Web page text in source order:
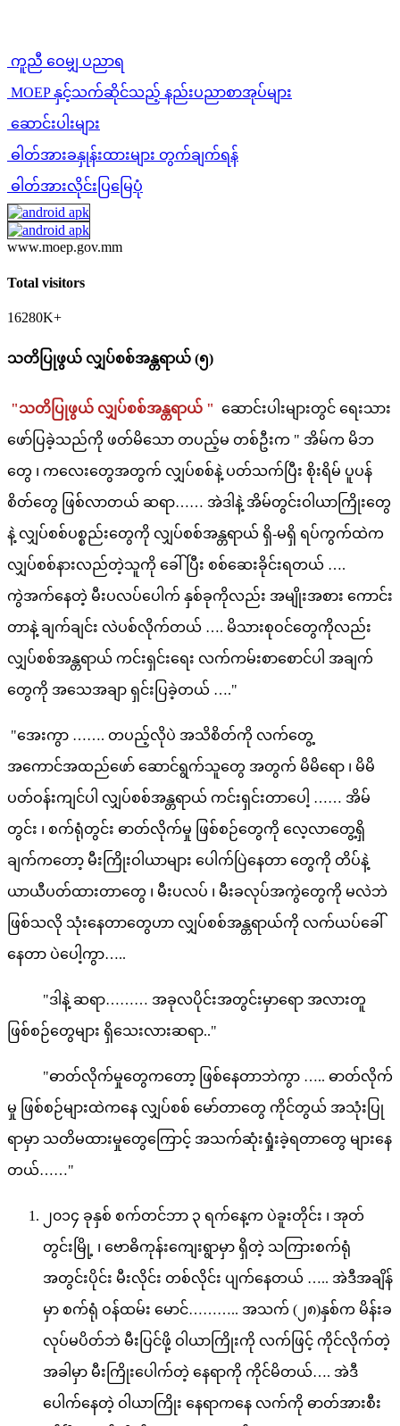
ကူညီ ဝေမျှ ပညာရ
MOEP နှင့်သက်ဆိုင်သည့် နည်းပညာစာအုပ်များ
ဆောင်းပါးများ
ဓါတ်အားခနှုန်းထားများ တွက်ချက်ရန်
ဓါတ်အားလိုင်းပြမြေပုံ
www.moep.gov.mm
Total visitors
16280K+
သတိပြုဖွယ် လျှပ်စစ်အန္တရာယ် (၅)
"သတိပြုဖွယ် လျှပ်စစ်အန္တရာယ် " ဆောင်းပါးများတွင် ရေးသား
ဖော်ပြခဲ့သည်ကို ဖတ်မိသော တပည့်မ တစ်ဦးက " အိမ်က မိဘ
တွေ ၊ ကလေးတွေအတွက် လျှပ်စစ်နဲ့ ပတ်သက်ပြီး စိုးရိမ် ပူပန်
စိတ်တွေ ဖြစ်လာတယ် ဆရာ…… အဲဒါနဲ့ အိမ်တွင်းဝါယာကြိုးတွေ
နဲ့ လျှပ်စစ်ပစ္စည်းတွေကို လျှပ်စစ်အန္တရာယ် ရှိ-မရှိ ရပ်ကွက်ထဲက
လျှပ်စစ်နားလည်တဲ့သူကို ခေါ်ပြီး စစ်ဆေးခိုင်းရတယ် ….
ကွဲအက်နေတဲ့ မီးပလပ်ပေါက် နှစ်ခုကိုလည်း အမျိုးအစား ကောင်း
တာနဲ့ ချက်ချင်း လဲပစ်လိုက်တယ် …. မိသားစုဝင်တွေကိုလည်း
လျှပ်စစ်အန္တရာယ် ကင်းရှင်းရေး လက်ကမ်းစာစောင်ပါ အချက်
တွေကို အသေအချာ ရှင်းပြခဲ့တယ် …."
"အေးကွာ ……. တပည့်လိုပဲ အသိစိတ်ကို လက်တွေ့
အကောင်အထည်ဖော် ဆောင်ရွက်သူတွေ အတွက် မိမိရော ၊ မိမိ
ပတ်ဝန်းကျင်ပါ လျှပ်စစ်အန္တရာယ် ကင်းရှင်းတာပေါ့ …… အိမ်
တွင်း ၊ စက်ရုံတွင်း ဓာတ်လိုက်မှု ဖြစ်စဉ်​တွေကို လေ့လာတွေ့ရှိ
ချက်ကတော့ မီးကြိုးဝါယာများ ပေါက်ပြဲနေတာ တွေကို တိပ်နဲ့
ယာယီပတ်ထားတာတွေ ၊ မီးပလပ် ၊ မီးခလုပ်အကွဲတွေကို မလဲဘဲ
ဖြစ်သလို သုံးနေတာတွေဟာ လျှပ်စစ်အန္တရာယ်ကို လက်ယပ်ခေါ်
နေတာ ပဲပေါ့ကွာ…..
"ဒါနဲ့ ဆရာ……… အခုလပိုင်းအတွင်းမှာရော အလားတူ
ဖြစ်စဉ်တွေများ ရှိသေးလားဆရာ.."
"ဓာတ်လိုက်မှုတွေကတော့ ဖြစ်နေတာဘဲကွာ ….. ဓာတ်လိုက်
မှု ဖြစ်စဉ်များထဲကနေ လျှပ်စစ် မော်တာတွေ ကိုင်တွယ် အသုံးပြု
ရာမှာ သတိမထားမှုတွေကြောင့် အသက်ဆုံးရှုံးခဲ့ရတာတွေ များနေ
တယ်……"
၂၀၁၄ ခုနှစ် စက်တင်ဘာ ၃ ရက်နေ့က ပဲခူးတိုင်း ၊ အုတ်
တွင်းမြို့ ၊ ဗောဓိကုန်းကျေးရွာမှာ ရှိတဲ့ သကြားစက်ရုံ
အတွင်းပိုင်း မီးလိုင်း တစ်လိုင်း ပျက်နေတယ် ….. အဲဒီအချိန်
မှာ စက်ရုံ ဝန်ထမ်း မောင်……….. အသက် (၂၈)နှစ်က မိန်းခ
လုပ်မပိတ်ဘဲ မီးပြင်ဖို့ ဝါယာကြိုးကို လက်ဖြင့် ကိုင်လိုက်တဲ့
အခါမှာ မီးကြိုးပေါက်တဲ့ နေရာကို ကိုင်မိတယ်…. အဲဒီ
ပေါက်နေတဲ့ ဝါယာကြိုး နေရာကနေ လက်ကို ဓာတ်အားစီး